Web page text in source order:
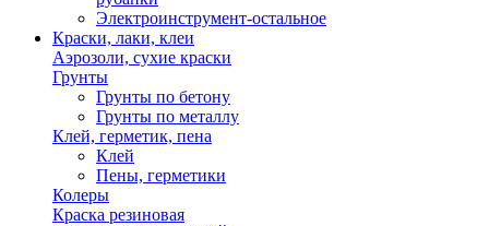
Электроинструмент-остальное
Краски, лаки, клеи
Аэрозоли, сухие краски
Грунты
Грунты по бетону
Грунты по металлу
Клей, герметик, пена
Клей
Пены, герметики
Колеры
Краска резиновая